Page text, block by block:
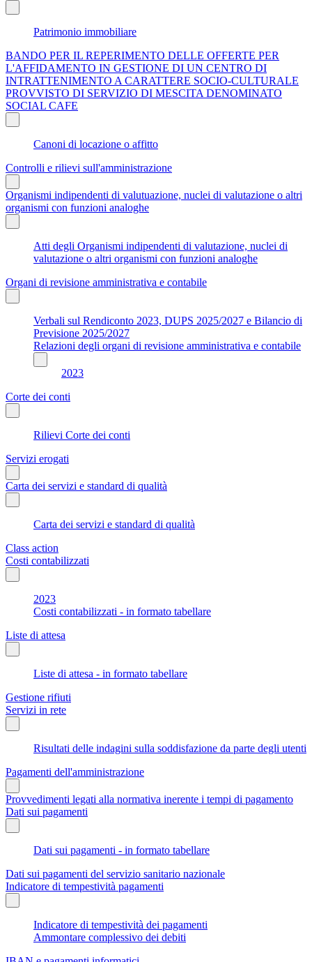
Patrimonio immobiliare
BANDO PER IL REPERIMENTO DELLE OFFERTE PER
L'AFFIDAMENTO IN GESTIONE DI UN CENTRO DI
INTRATTENIMENTO A CARATTERE SOCIO-CULTURALE
PROVVISTO DI SERVIZIO DI MESCITA DENOMINATO
SOCIAL CAFE
Canoni di locazione o affitto
Controlli e rilievi sull'amministrazione
Organismi indipendenti di valutuazione, nuclei di valutazione o altri
organismi con funzioni analoghe
Atti degli Organismi indipendenti di valutazione, nuclei di
valutazione o altri organismi con funzioni analoghe
Organi di revisione amministrativa e contabile
Verbali sul Rendiconto 2023, DUPS 2025/2027 e Bilancio di
Previsione 2025/2027
Relazioni degli organi di revisione amministrativa e contabile
2023
Corte dei conti
Rilievi Corte dei conti
Servizi erogati
Carta dei servizi e standard di qualità
Carta dei servizi e standard di qualità
Class action
Costi contabilizzati
2023
Costi contabilizzati - in formato tabellare
Liste di attesa
Liste di attesa - in formato tabellare
Gestione rifiuti
Servizi in rete
Risultati delle indagini sulla soddisfazione da parte degli utenti
Pagamenti dell'amministrazione
Provvedimenti legati alla normativa inerente i tempi di pagamento
Dati sui pagamenti
Dati sui pagamenti - in formato tabellare
Dati sui pagamenti del servizio sanitario nazionale
Indicatore di tempestività pagamenti
Indicatore di tempestività dei pagamenti
Ammontare complessivo dei debiti